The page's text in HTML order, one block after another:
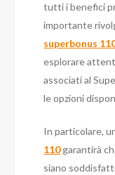
tutti i benefici
importante
superbonus
esplorare
associati al
le opzioni
In particolare,
110garantirà
siano